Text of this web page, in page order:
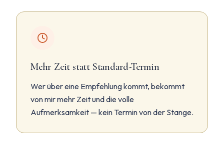
Mehr Zeit statt Standard-Termin
Wer über eine Empfehlung kommt, bekommt
von mir mehr Zeit und die volle
Aufmerksamkeit — kein Termin von der Stange.